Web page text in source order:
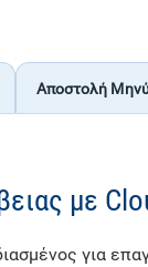
Αποστολή
με
για